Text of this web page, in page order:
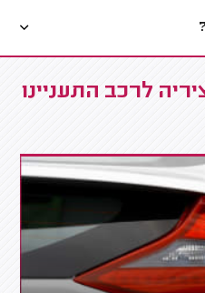
לרכב התעניינו